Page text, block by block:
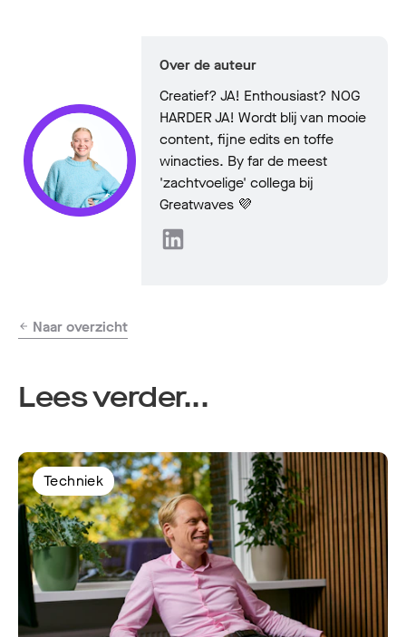
Over de auteur
Creatief? JA! Enthousiast? NOG
HARDER JA! Wordt blij van mooie
content, fijne edits en toffe
winacties. By far de meest
'zachtvoelige' collega bij
Greatwaves 💜
Naar overzicht
Lees verder...
Techniek